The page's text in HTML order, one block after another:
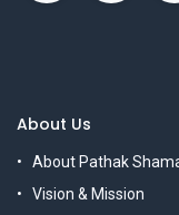
About Us
About Pathak
Vision & Mission